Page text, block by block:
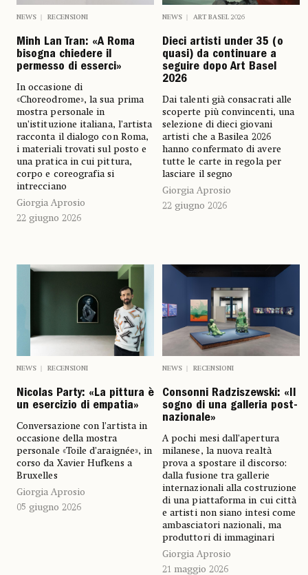
NEWS RECENSIONI
Minh Lan Tran: «A Roma
bisogna chiedere il
permesso di esserci»
In occasione di
«Choreodrome», la sua prima
mostra personale in
un’istituzione italiana, l’artista
racconta il dialogo con Roma,
i materiali trovati sul posto e
una pratica in cui pittura,
corpo e coreografia si
intrecciano
Giorgia Aprosio
22 giugno 2026
NEWS ART BASEL 2026
Dieci artisti under 35 (o
quasi) da continuare a
seguire dopo Art Basel
2026
Dai talenti già consacrati alle
scoperte più convincenti, una
selezione di dieci giovani
artisti che a Basilea 2026
hanno confermato di avere
tutte le carte in regola per
lasciare il segno
Giorgia Aprosio
22 giugno 2026
NEWS RECENSIONI
Nicolas Party: «La pittura è
un esercizio di empatia»
Conversazione con l’artista in
occasione della mostra
personale «Toile d’araignée», in
corso da Xavier Hufkens a
Bruxelles
Giorgia Aprosio
05 giugno 2026
NEWS RECENSIONI
Consonni Radziszewski: «Il
sogno di una galleria post-
nazionale»
A pochi mesi dall’apertura
milanese, la nuova realtà
prova a spostare il discorso:
dalla fusione tra gallerie
internazionali alla costruzione
di una piattaforma in cui città
e artisti non siano intesi come
ambasciatori nazionali, ma
produttori di immaginari
Giorgia Aprosio
21 maggio 2026